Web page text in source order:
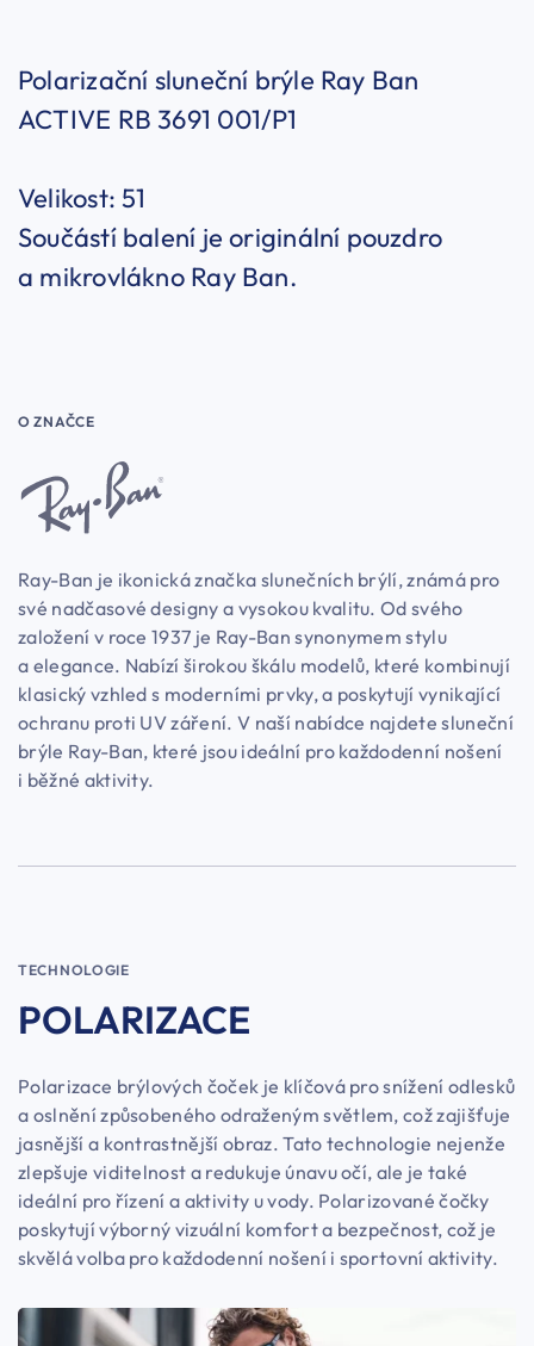
Polarizační sluneční brýle Ray Ban
ACTIVE RB 3691 001/P1
Velikost: 51
Součástí balení je originální pouzdro
a mikrovlákno Ray Ban.
O ZNAČCE
Ray-Ban je ikonická značka slunečních brýlí, známá pro
své nadčasové designy a vysokou kvalitu. Od svého
založení v roce 1937 je Ray-Ban synonymem stylu
a elegance. Nabízí širokou škálu modelů, které kombinují
klasický vzhled s moderními prvky, a poskytují vynikající
ochranu proti UV záření. V naší nabídce najdete sluneční
brýle Ray-Ban, které jsou ideální pro každodenní nošení
i běžné aktivity.
TECHNOLOGIE
POLARIZACE
Polarizace brýlových čoček je klíčová pro snížení odlesků
a oslnění způsobeného odraženým světlem, což zajišťuje
jasnější a kontrastnější obraz. Tato technologie nejenže
zlepšuje viditelnost a redukuje únavu očí, ale je také
ideální pro řízení a aktivity u vody. Polarizované čočky
poskytují výborný vizuální komfort a bezpečnost, což je
skvělá volba pro každodenní nošení i sportovní aktivity.